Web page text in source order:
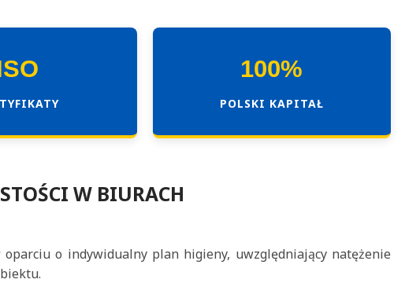
100%
POLSKI KAPITAŁ
W BIURACH
o indywidualny plan higieny, uwzględniający natężenie